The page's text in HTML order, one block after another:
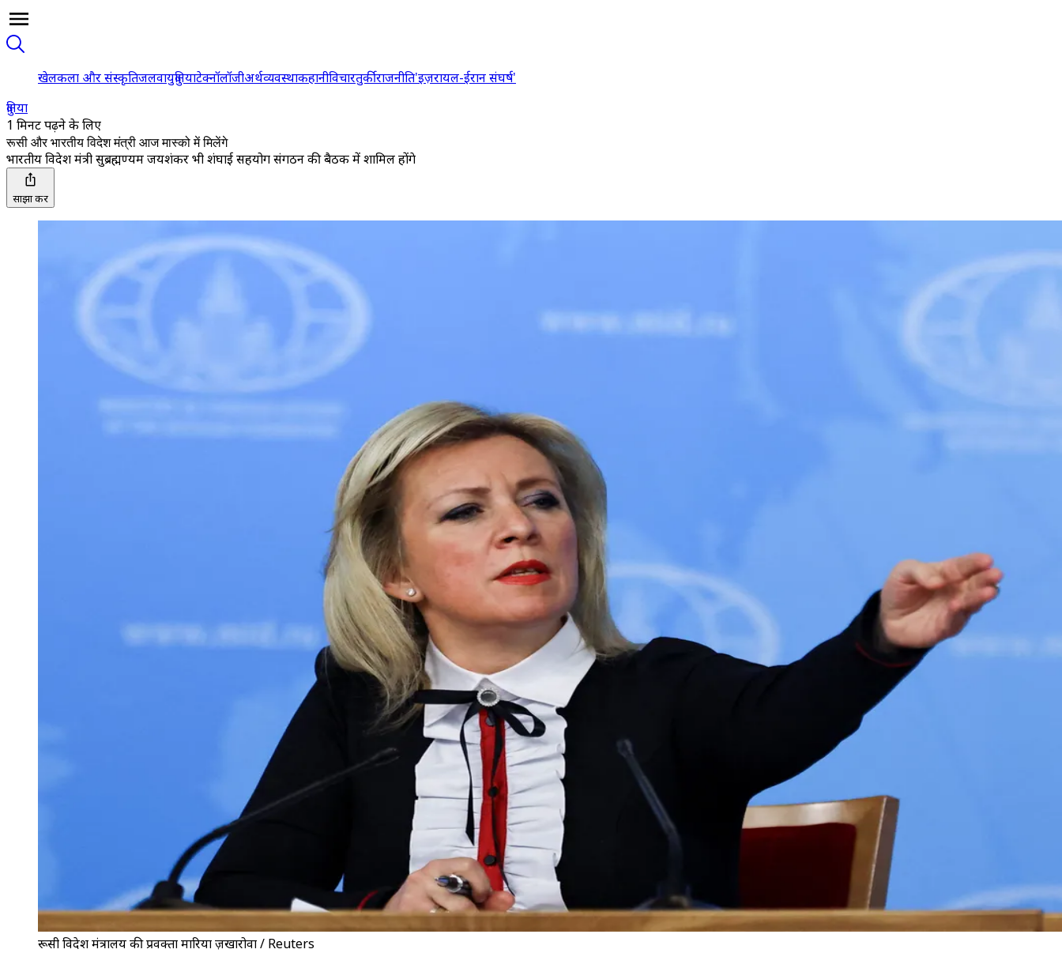
खेलकला और संस्कृतिजलवायुदुनियाटेक्नॉलॉजीअर्थव्यवस्थाकहानीविचारतुर्कीराजनीति'इज़रायल-ईरान संघर्ष'
दुनिया
1 मिनट पढ़ने के लिए
रूसी और भारतीय विदेश मंत्री आज मास्को में मिलेंगे
भारतीय विदेश मंत्री सुब्रह्मण्यम जयशंकर भी शंघाई सहयोग संगठन की बैठक में शामिल होंगे
साझा करें
रूसी विदेश मंत्रालय की प्रवक्ता मारिया ज़खारोवा / Reuters